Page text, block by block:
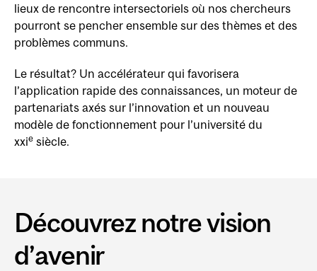
lieux de rencontre intersectoriels où nos chercheurs
pourront se pencher ensemble sur des thèmes et des
problèmes communs.
Le résultat? Un accélérateur qui favorisera
l’application rapide des connaissances, un moteur de
partenariats axés sur l’innovation et un nouveau
modèle de fonctionnement pour l’université du
xxie siècle.
Découvrez notre vision
d’avenir